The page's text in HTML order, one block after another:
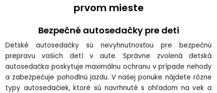
prvom mieste
Bezpečné autosedačky pre deti
Detské autosedačky sú nevyhnutnosťou pre bezpečnú
prepravu vašich detí v aute. Správne zvolená detská
autosedačka poskytuje maximálnu ochranu v prípade nehody
a zabezpečuje pohodlnú jazdu. V našej ponuke nájdete rôzne
typy autosedačiek, ktoré sú navrhnuté s ohľadom na vek a